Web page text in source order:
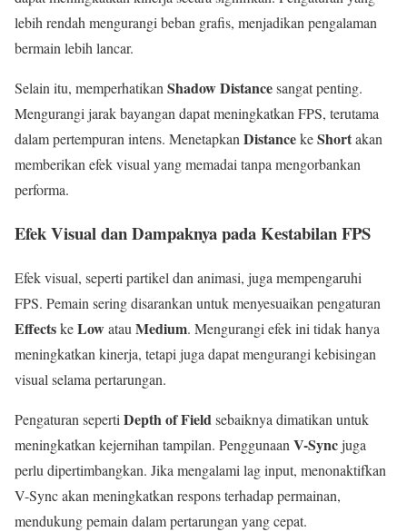
lebih rendah mengurangi beban grafis, menjadikan pengalaman
bermain lebih lancar.
Selain itu, memperhatikan Shadow Distancesangat penting.
Mengurangi jarak bayangan dapat meningkatkan FPS, terutama
dalam pertempuran intens. Menetapkan DistancekeShortakan
memberikan efek visual yang memadai tanpa mengorbankan
performa.
Efek Visual dan Dampaknya pada Kestabilan FPS
Efek visual, seperti partikel dan animasi, juga mempengaruhi
FPS. Pemain sering disarankan untuk menyesuaikan pengaturan
EffectskeLowatau Medium. Mengurangi efek ini tidak hanya
meningkatkan kinerja, tetapi juga dapat mengurangi kebisingan
visual selama pertarungan.
Pengaturan seperti Depth of Fieldsebaiknya dimatikan untuk
meningkatkan kejernihan tampilan. Penggunaan V-Syncjuga
perlu dipertimbangkan. Jika mengalami lag input, menonaktifkan
V-Sync akan meningkatkan respons terhadap permainan,
mendukung pemain dalam pertarungan yang cepat.